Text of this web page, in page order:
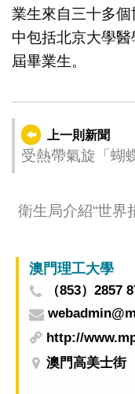
業生來自三十多
中包括北京大學
屆畢業生。
上一則新聞
受熱帶氣旋「蝴
衛生局介紹“世界
澳門理工大學
（853）2857
http://
澳門高美士街